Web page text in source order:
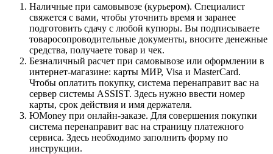
Наличные при самовывозе (курьером). Специалист
свяжется с вами, чтобы уточнить время и заранее
подготовить сдачу с любой купюры. Вы подписываете
товаросопроводительные документы, вносите денежные
средства, получаете товар и чек.
Безналичный расчет при самовывозе или оформлении в
интернет-магазине: карты МИР, Visa и MasterCard.
Чтобы оплатить покупку, система перенаправит вас на
сервер системы ASSIST. Здесь нужно ввести номер
карты, срок действия и имя держателя.
ЮMoney при онлайн-заказе. Для совершения покупки
система перенаправит вас на страницу платежного
сервиса. Здесь необходимо заполнить форму по
инструкции.